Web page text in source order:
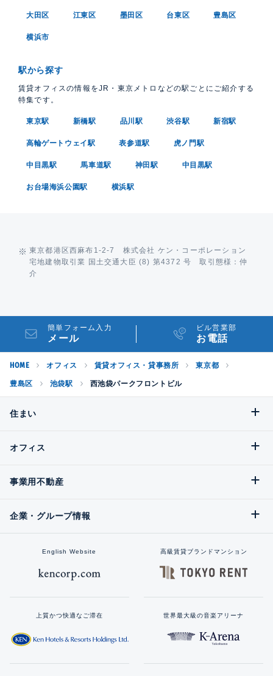
大田区 江東区 墨田区 台東区 豊島区
横浜市
駅から探す
賃貸オフィスの情報をJR・東京メトロなどの駅ごとにご紹介する
特集です。
東京駅 新橋駅 品川駅 渋谷駅 新宿駅
高輪ゲートウェイ駅 表参道駅 虎ノ門駅
中目黒駅 馬車道駅 神田駅 中目黒駅
お台場海浜公園駅 横浜駅
東京都港区西麻布1-2-7 株式会社 ケン・コーポレーション
宅地建物取引業 国土交通大臣 (8) 第4372 号 取引態様：仲
介
簡単フォーム入力
メール
ビル営業部
お電話
HOME オフィス 賃貸オフィス・貸事務所 東京都
豊島区 池袋駅 西池袋パークフロントビル
住まい
オフィス
事業用不動産
企業・グループ情報
English Website 高級賃貸ブランドマンション
上質かつ快適なご滞在 世界最大級の音楽アリーナ